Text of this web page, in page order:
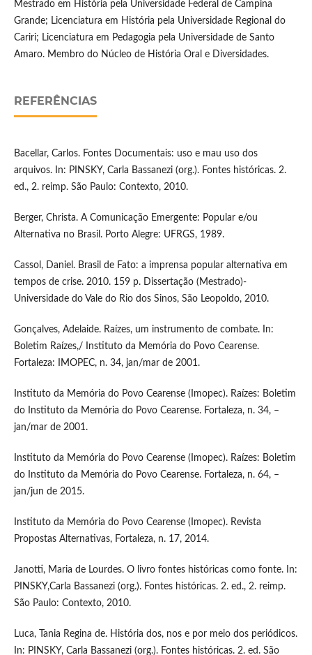
Mestrado em História pela Universidade Federal de Campina
Grande; Licenciatura em História pela Universidade Regional do
Cariri; Licenciatura em Pedagogia pela Universidade de Santo
Amaro. Membro do Núcleo de História Oral e Diversidades.
REFERÊNCIAS
Bacellar, Carlos. Fontes Documentais: uso e mau uso dos
arquivos. In: PINSKY, Carla Bassanezi (org.). Fontes históricas. 2.
ed., 2. reimp. São Paulo: Contexto, 2010.
Berger, Christa. A Comunicação Emergente: Popular e/ou
Alternativa no Brasil. Porto Alegre: UFRGS, 1989.
Cassol, Daniel. Brasil de Fato: a imprensa popular alternativa em
tempos de crise. 2010. 159 p. Dissertação (Mestrado)-
Universidade do Vale do Rio dos Sinos, São Leopoldo, 2010.
Gonçalves, Adelaide. Raízes, um instrumento de combate. In:
Boletim Raízes,/ Instituto da Memória do Povo Cearense.
Fortaleza: IMOPEC, n. 34, jan/mar de 2001.
Instituto da Memória do Povo Cearense (Imopec). Raízes: Boletim
do Instituto da Memória do Povo Cearense. Fortaleza, n. 34, –
jan/mar de 2001.
Instituto da Memória do Povo Cearense (Imopec). Raízes: Boletim
do Instituto da Memória do Povo Cearense. Fortaleza, n. 64, –
jan/jun de 2015.
Instituto da Memória do Povo Cearense (Imopec). Revista
Propostas Alternativas, Fortaleza, n. 17, 2014.
Janotti, Maria de Lourdes. O livro fontes históricas como fonte. In:
PINSKY,Carla Bassanezi (org.). Fontes históricas. 2. ed., 2. reimp.
São Paulo: Contexto, 2010.
Luca, Tania Regina de. História dos, nos e por meio dos periódicos.
In: PINSKY, Carla Bassanezi (org.). Fontes históricas. 2. ed. São